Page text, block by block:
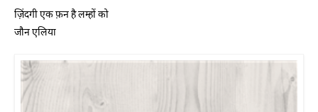
ज़िंदगी एक फ़न है लम्हों को
जौन एलिया